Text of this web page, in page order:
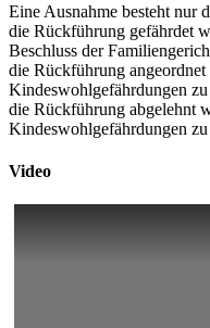
Eine Ausnahme besteht nur
die Rückführung gefährdet
Beschluss der
die Rückführung
Kindeswohlgefährdungen
die Rückführung abgelehnt
Kindeswohlgefährdungen
Video